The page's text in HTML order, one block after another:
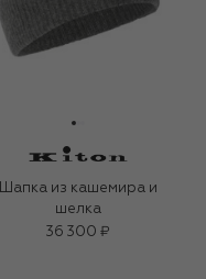
Шапка из кашемира и
шелка
36 300 ₽